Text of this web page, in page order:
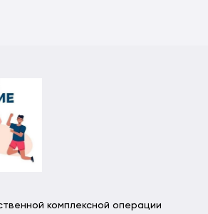
комплексной операции